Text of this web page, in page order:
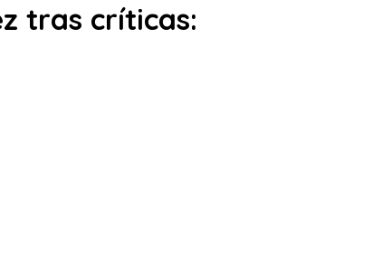
tras críticas: